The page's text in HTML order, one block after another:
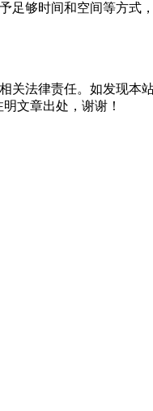
足够时间和空间等方式
关法律责任。如发现本
文章出处，谢谢！